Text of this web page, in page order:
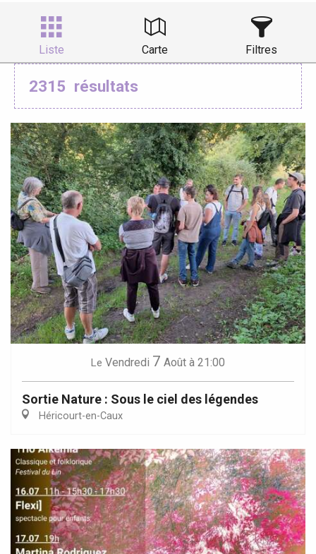
Liste Carte Filtres
2315 résultats
Le Vendredi 7 Août à 21:00
Sortie Nature : Sous le ciel des légendes
Héricourt-en-Caux